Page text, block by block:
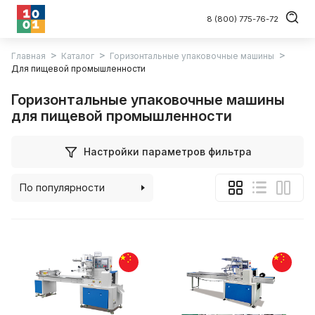
8 (800) 775-76-72
Главная Каталог
Горизонтальные упаковочные машины
Для пищевой промышленности
Горизонтальные упаковочные машины
для пищевой промышленности
Настройки параметров фильтра
По популярности
По цене (убыванию)